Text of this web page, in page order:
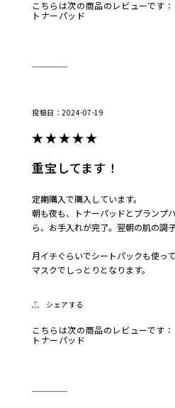
こちらは次の商品のレビューです：
トナーパッド
2024-07-19
重宝してます！
定期購入で購入しています。
朝も夜も、トナーパッドとプランプ
ら、お手入れが完了。翌朝の肌の調
月イチぐらいでシートパックも使っ
マスクでしっとりとなります。
シェアする
こちらは次の商品のレビューです：
トナーパッド